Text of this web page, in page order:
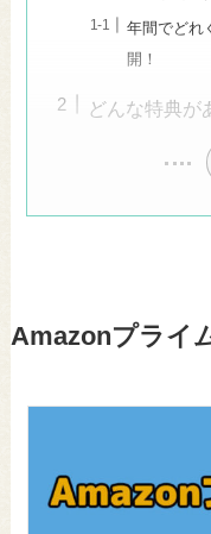
年間でどれ
開！
どんな特典が
Amazonプライ